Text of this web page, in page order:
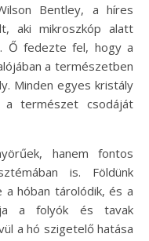
Bentley, a híres
aki mikroszkóp alatt
Ő fedezte fel, hogy a
a természetben
Minden egyes kristály
természet csodáját
hanem fontos
is. Földünk
hóban tárolódik, és a
a folyók és tavak
a hó szigetelő hatása